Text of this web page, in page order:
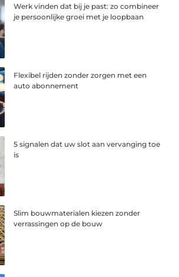
Werk vinden dat bij je past: zo combineer
je persoonlijke groei met je loopbaan
Flexibel rijden zonder zorgen met een
auto abonnement
5 signalen dat uw slot aan vervanging toe
is
Slim bouwmaterialen kiezen zonder
verrassingen op de bouw